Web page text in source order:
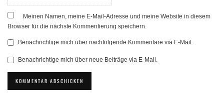
Meinen Namen, meine E-Mail-Adresse und meine Website in diesem
Browser für die nächste Kommentierung speichern.
Benachrichtige mich über nachfolgende Kommentare via E-Mail.
Benachrichtige mich über neue Beiträge via E-Mail.